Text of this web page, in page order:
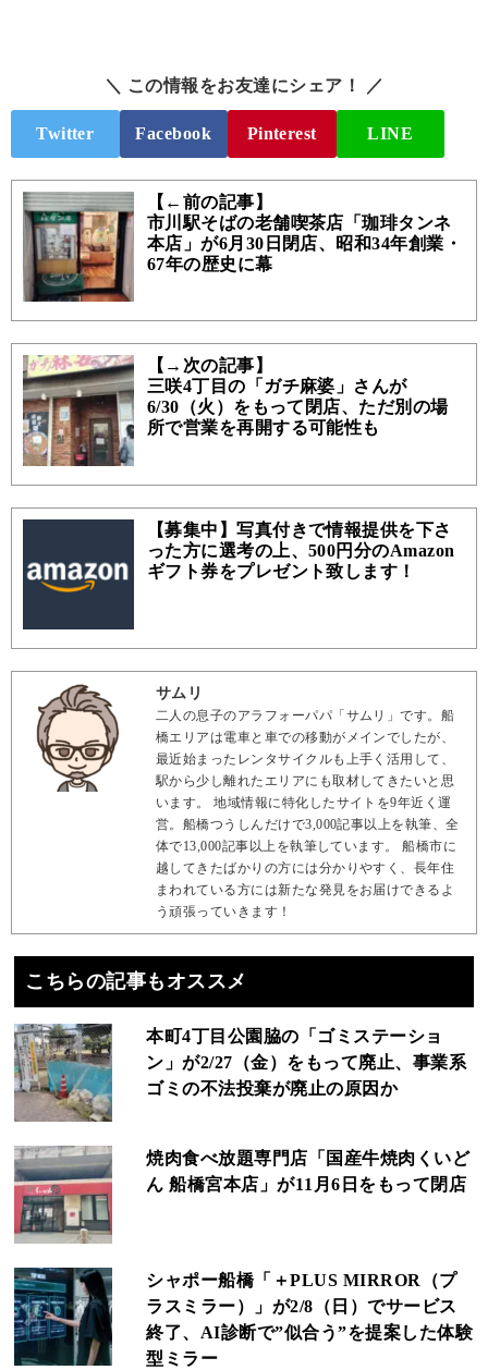
＼ この情報をお友達にシェア！ ／
Twitter Facebook Pinterest LINE
【←前の記事】
市川駅そばの老舗喫茶店「珈琲タンネ
本店」が6月30日閉店、昭和34年創業・
67年の歴史に幕
【→次の記事】
三咲4丁目の「ガチ麻婆」さんが
6/30（火）をもって閉店、ただ別の場
所で営業を再開する可能性も
【募集中】写真付きで情報提供を下さ
った方に選考の上、500円分のAmazon
ギフト券をプレゼント致します！
サムリ
二人の息子のアラフォーパパ「サムリ」です。船
橋エリアは電車と車での移動がメインでしたが、
最近始まったレンタサイクルも上手く活用して、
駅から少し離れたエリアにも取材してきたいと思
います。 地域情報に特化したサイトを9年近く運
営。船橋つうしんだけで3,000記事以上を執筆、全
体で13,000記事以上を執筆しています。 船橋市に
越してきたばかりの方には分かりやすく、長年住
まわれている方には新たな発見をお届けできるよ
う頑張っていきます！
こちらの記事もオススメ
本町4丁目公園脇の「ゴミステーショ
ン」が2/27（金）をもって廃止、事業系
ゴミの不法投棄が廃止の原因か
焼肉食べ放題専門店「国産牛焼肉くいど
ん 船橋宮本店」が11月6日をもって閉店
シャポー船橋「＋PLUS MIRROR（プ
ラスミラー）」が2/8（日）でサービス
終了、AI診断で”似合う”を提案した体験
型ミラー